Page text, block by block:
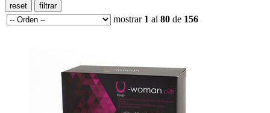
mostrar 1 al 80 de 156